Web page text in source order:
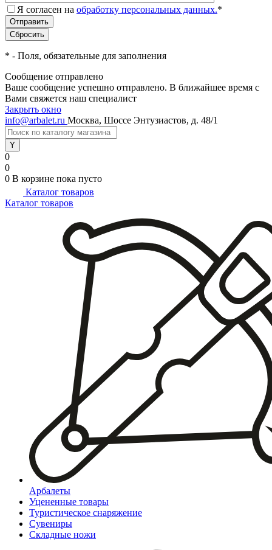
Я согласен на обработку персональных данных.*
* - Поля, обязательные для заполнения
Сообщение отправлено
Ваше сообщение успешно отправлено. В ближайшее время с
Вами свяжется наш специалист
Закрыть окно
info@arbalet.ru Москва, Шоссе Энтузиастов, д. 48/1
0
0
0 В корзине пока пусто
Каталог товаров
Каталог товаров
Арбалеты
Уцененные товары
Туристическое снаряжение
Сувениры
Складные ножи